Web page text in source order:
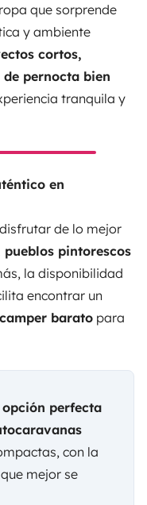
que sorprende
y ambiente
cortos,
pernocta bien
tranquila y
en
de lo mejor
pintorescos
la disponibilidad
encontrar un
barato para
perfecta
con la
mejor se